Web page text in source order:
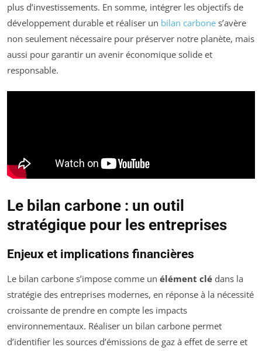
plus d’investissements. En somme, intégrer les objectifs de
développement durable et réaliser un bilan carbone s’avère
non seulement nécessaire pour préserver notre planète, mais
aussi pour garantir un avenir économique solide et
responsable.
Le bilan carbone : un outil
stratégique pour les entreprises
Enjeux et implications financières
Le bilan carbone s’impose comme un élément clé dans la
stratégie des entreprises modernes, en réponse à la nécessité
croissante de prendre en compte les impacts
environnementaux. Réaliser un bilan carbone permet
d’identifier les sources d’émissions de gaz à effet de serre et